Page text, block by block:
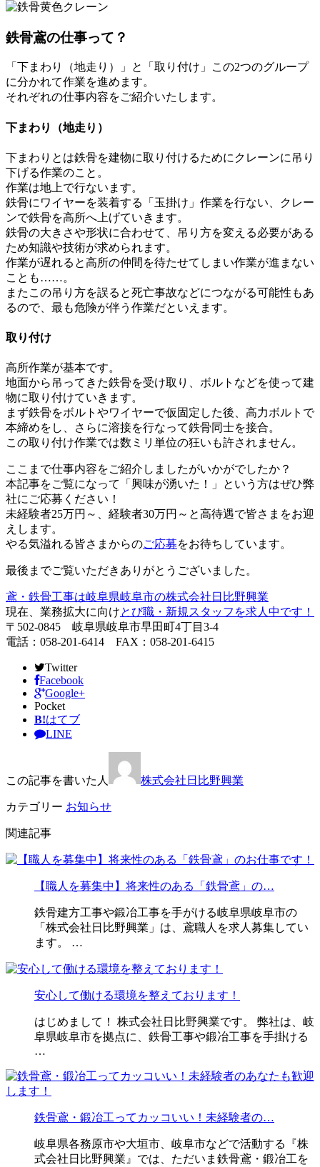
鉄骨鳶の仕事って？
「下まわり（地走り）」と「取り付け」この2つのグループ
に分かれて作業を進めます。
それぞれの仕事内容をご紹介いたします。
下まわり（地走り）
下まわりとは鉄骨を建物に取り付けるためにクレーンに吊り
下げる作業のこと。
作業は地上で行ないます。
鉄骨にワイヤーを装着する「玉掛け」作業を行ない、クレー
ンで鉄骨を高所へ上げていきます。
鉄骨の大きさや形状に合わせて、吊り方を変える必要がある
ため知識や技術が求められます。
作業が遅れると高所の仲間を待たせてしまい作業が進まない
ことも……。
またこの吊り方を誤ると死亡事故などにつながる可能性もあ
るので、最も危険が伴う作業だといえます。
取り付け
高所作業が基本です。
地面から吊ってきた鉄骨を受け取り、ボルトなどを使って建
物に取り付けていきます。
まず鉄骨をボルトやワイヤーで仮固定した後、高力ボルトで
本締めをし、さらに溶接を行なって鉄骨同士を接合。
この取り付け作業では数ミリ単位の狂いも許されません。
ここまで仕事内容をご紹介しましたがいかがでしたか？
本記事をご覧になって「興味が湧いた！」という方はぜひ弊
社にご応募ください！
未経験者25万円～、経験者30万円～と高待遇で皆さまをお迎
えします。
やる気溢れる皆さまからのご応募をお待ちしています。
最後までご覧いただきありがとうございました。
鳶・鉄骨工事は岐阜県岐阜市の株式会社日比野興業
現在、業務拡大に向けとび職・新規スタッフを求人中です！
〒502-0845 岐阜県岐阜市早田町4丁目3-4
電話：058-201-6414 FAX：058-201-6415
Twitter
Facebook
Google+
Pocket
B!はてブ
LINE
この記事を書いた人 株式会社日比野興業
カテゴリー お知らせ
関連記事
【職人を募集中】将来性のある「鉄骨鳶」の…
鉄骨建方工事や鍛冶工事を手がける岐阜県岐阜市の
「株式会社日比野興業」は、鳶職人を求人募集してい
ます。 …
安心して働ける環境を整えております！
はじめまして！ 株式会社日比野興業です。 弊社は、岐
阜県岐阜市を拠点に、鉄骨工事や鍛冶工事を手掛ける
…
鉄骨鳶・鍛冶工ってカッコいい！未経験者の…
岐阜県各務原市や大垣市、岐阜市などで活動する『株
式会社日比野興業』では、ただいま鉄骨鳶・鍛冶工を